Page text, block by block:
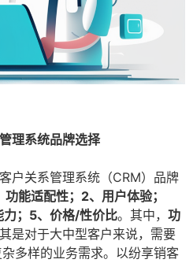
理系统品牌选择
户关系管理系统（CRM）品牌
能适配性；2、用户体验；
；5、价格/性价比。其中， 功
是对于大中型客户来说，需要
多样的业务需求。以纷享销客